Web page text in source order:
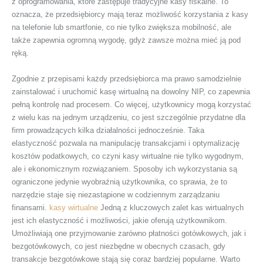
oznacza, że przedsiębiorcy mają teraz możliwość korzystania z kasy
na telefonie lub smartfonie, co nie tylko zwiększa mobilność, ale
także zapewnia ogromną wygodę, gdyż zawsze można mieć ją pod
ręką.
Zgodnie z przepisami każdy przedsiębiorca ma prawo samodzielnie
zainstalować i uruchomić kasę wirtualną na dowolny NIP, co zapewnia
pełną kontrolę nad procesem. Co więcej, użytkownicy mogą korzystać
z wielu kas na jednym urządzeniu, co jest szczególnie przydatne dla
firm prowadzących kilka działalności jednocześnie. Taka
elastyczność pozwala na manipulację transakcjami i optymalizację
kosztów podatkowych, co czyni kasy wirtualne nie tylko wygodnym,
ale i ekonomicznym rozwiązaniem. Sposoby ich wykorzystania są
ograniczone jedynie wyobraźnią użytkownika, co sprawia, że to
narzędzie staje się niezastąpione w codziennym zarządzaniu
finansami. kasy wirtualne Jedną z kluczowych zalet kas wirtualnych
jest ich elastyczność i możliwości, jakie oferują użytkownikom.
Umożliwiają one przyjmowanie zarówno płatności gotówkowych, jak i
bezgotówkowych, co jest niezbędne w obecnych czasach, gdy
transakcje bezgotówkowe stają się coraz bardziej popularne. Warto